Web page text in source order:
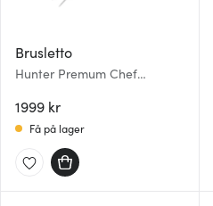
Brusletto
Hunter Premum Chef
masurbjørk
1999 kr
Få på lager